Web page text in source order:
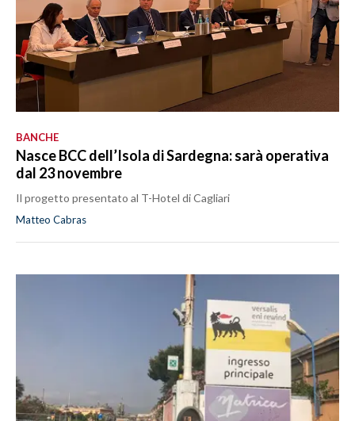
BANCHE
Nasce BCC dell’Isola di Sardegna: sarà operativa
dal 23 novembre
Il progetto presentato al T-Hotel di Cagliari
Matteo Cabras